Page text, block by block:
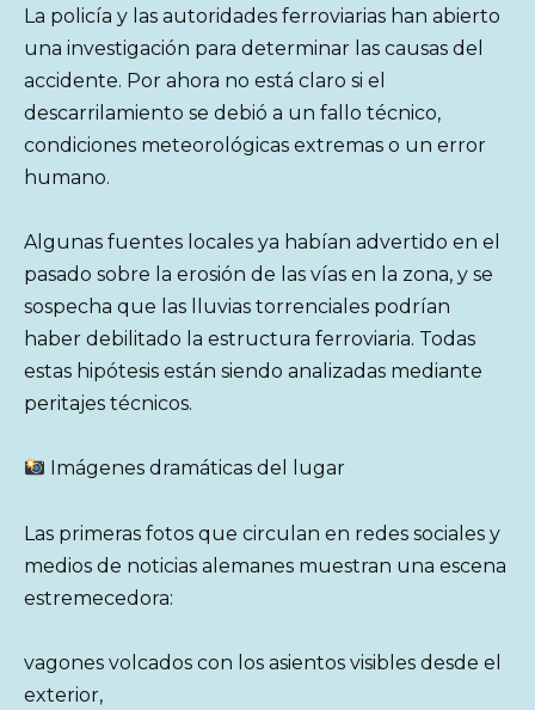
La policía y las autoridades ferroviarias han abierto
una investigación para determinar las causas del
accidente. Por ahora no está claro si el
descarrilamiento se debió a un fallo técnico,
condiciones meteorológicas extremas o un error
humano.
Algunas fuentes locales ya habían advertido en el
pasado sobre la erosión de las vías en la zona, y se
sospecha que las lluvias torrenciales podrían
haber debilitado la estructura ferroviaria. Todas
estas hipótesis están siendo analizadas mediante
peritajes técnicos.
Imágenes dramáticas del lugar
Las primeras fotos que circulan en redes sociales y
medios de noticias alemanes muestran una escena
estremecedora:
vagones volcados con los asientos visibles desde el
exterior,